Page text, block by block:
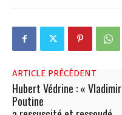
ARTICLE PRÉCÉDENT
Hubert Védrine : « Vladimir
Poutine